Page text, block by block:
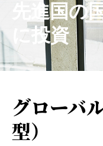
ファンド情報
マーケット情報
会社情報
先進国の
に投資
グローバ
型）